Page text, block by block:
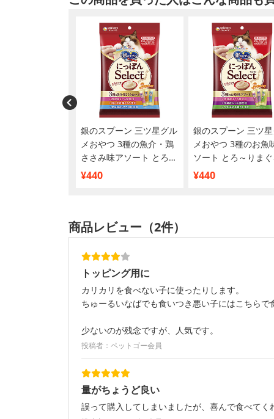
銀のスプーン 三ツ星グル
メおやつ 3種の魚介・鶏
ささみ味アソート とろ～
りまぐろ入り 鶏ささみ入
¥440
銀のスプーン 三ツ
メおやつ 3種のお魚
ソート とろ～りまぐ
り かつお入り たい入
¥440
商品レビュー（2件）
トッピング用に
カリカリを食べない子に使ったりします。
ちゅーるいなばでも食いつき悪い子にはこちらで
少ないのが残念ですが、人気です。
投稿者：ペットゴー会員
量がちょうど良い
誤って購入してしまいましたが、喜んで食べて